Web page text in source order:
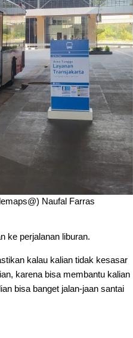
Naufal Farras
ke perjalanan liburan.
kalau kalian tidak kesasar
karena bisa membantu kalian
bisa banget jalan-jaan santai